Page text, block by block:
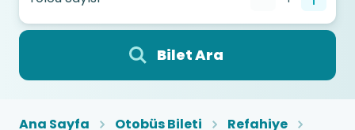
Bilet Ara
Ana Sayfa Otobüs Bileti
Refahiye